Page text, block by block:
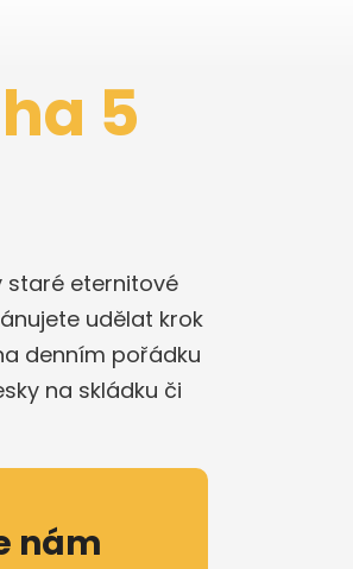
5
staré eternitové
udělat krok
denním pořádku
na skládku či
nám